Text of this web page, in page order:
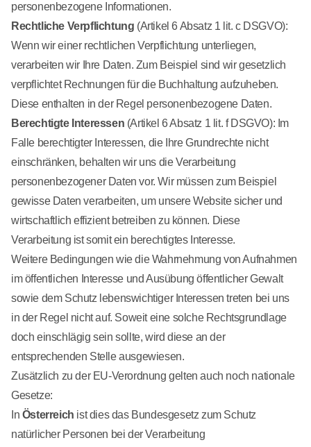
personenbezogene Informationen.
Rechtliche Verpflichtung (Artikel 6 Absatz 1 lit. c DSGVO):
Wenn wir einer rechtlichen Verpflichtung unterliegen,
verarbeiten wir Ihre Daten. Zum Beispiel sind wir gesetzlich
verpflichtet Rechnungen für die Buchhaltung aufzuheben.
Diese enthalten in der Regel personenbezogene Daten.
Berechtigte Interessen (Artikel 6 Absatz 1 lit. f DSGVO): Im
Falle berechtigter Interessen, die Ihre Grundrechte nicht
einschränken, behalten wir uns die Verarbeitung
personenbezogener Daten vor. Wir müssen zum Beispiel
gewisse Daten verarbeiten, um unsere Website sicher und
wirtschaftlich effizient betreiben zu können. Diese
Verarbeitung ist somit ein berechtigtes Interesse.
Weitere Bedingungen wie die Wahrnehmung von Aufnahmen
im öffentlichen Interesse und Ausübung öffentlicher Gewalt
sowie dem Schutz lebenswichtiger Interessen treten bei uns
in der Regel nicht auf. Soweit eine solche Rechtsgrundlage
doch einschlägig sein sollte, wird diese an der
entsprechenden Stelle ausgewiesen.
Zusätzlich zu der EU-Verordnung gelten auch noch nationale
Gesetze:
In Österreich ist dies das Bundesgesetz zum Schutz
natürlicher Personen bei der Verarbeitung